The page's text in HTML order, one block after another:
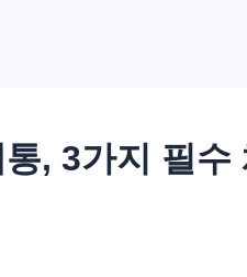
, 3가지 필수